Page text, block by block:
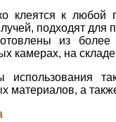
клеятся к любой
подходят для
из более
камерах, на
использования
материалов, а